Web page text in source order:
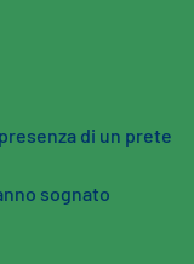
di un prete
sognato